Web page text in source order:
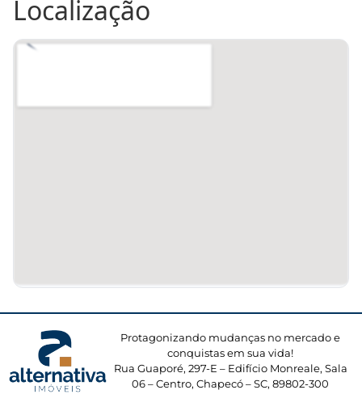
Localização
Protagonizando mudanças no mercado e
conquistas em sua vida!
Rua Guaporé, 297-E – Edifício Monreale, Sala
06 – Centro, Chapecó – SC, 89802-300